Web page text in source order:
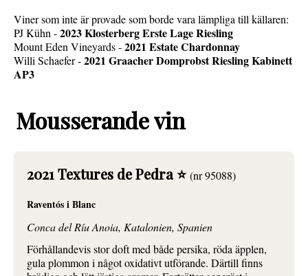
Viner som inte är provade som borde vara lämpliga till källaren:
PJ Kühn -2023 Klosterberg Erste Lage Riesling
Mount Eden Vineyards -2021 Estate Chardonnay
Willi Schaefer -2021 Graacher Domprobst Riesling Kabinett
AP3
Mousserande vin
2021 Textures de Pedra ⭐(nr 95088)
Raventós i Blanc
Conca del Ríu Anoia, Katalonien, Spanien
Förhållandevis stor doft med både persika, röda äpplen,
gula plommon i något oxidativt utförande. Därtill finns